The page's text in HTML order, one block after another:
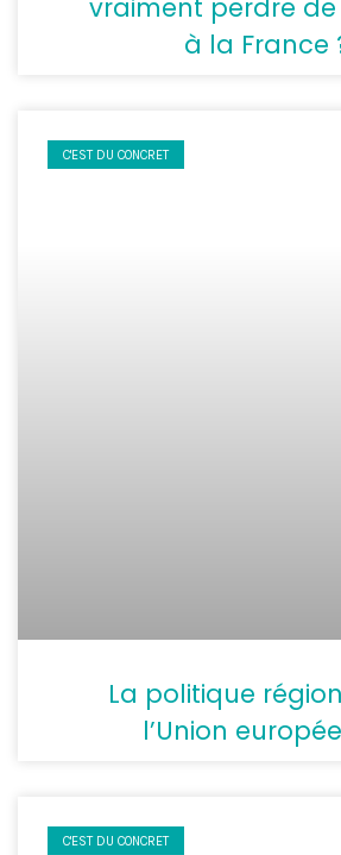
vraiment perdre de
à la France
C'EST DU CONCRET
La politique
l’Union
C'EST DU CONCRET